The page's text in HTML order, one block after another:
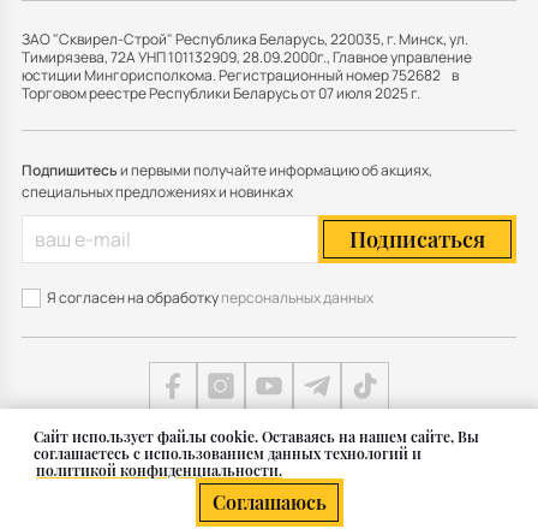
Cайт использует файлы cookie. Оставаясь на нашем сайте, Вы
соглашаетесь с использованием данных технологий и
политикой конфиденциальности.
Соглашаюсь
ЗАО "Сквирел-Строй" Республика Беларусь, 220035, г. Минск, ул.
Тимирязева, 72А УНП 101132909, 28.09.2000г., Главное управление
юстиции Мингорисполкома. Регистрационный номер 752682 в
Торговом реестре Республики Беларусь от 07 июля 2025 г.
Подпишитесьи первыми получайте информацию об акциях,
специальных предложениях и новинках
Подписаться
Я согласен на обработкуперсональных данных
© 2011 — 2026 Группа СКВИРЕЛ в Беларуси
Карта сайта
Разработка сайта — SLAM